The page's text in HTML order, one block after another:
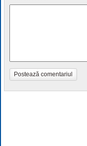
Postează comentariul